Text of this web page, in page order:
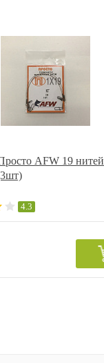
AFW 19 нитей
4.3